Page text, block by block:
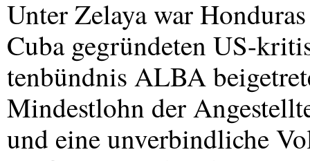
Unter Zelaya war
Cuba gegründeten US-
tenbündnis ALBA
Mindestlohn der
und eine unverbindliche